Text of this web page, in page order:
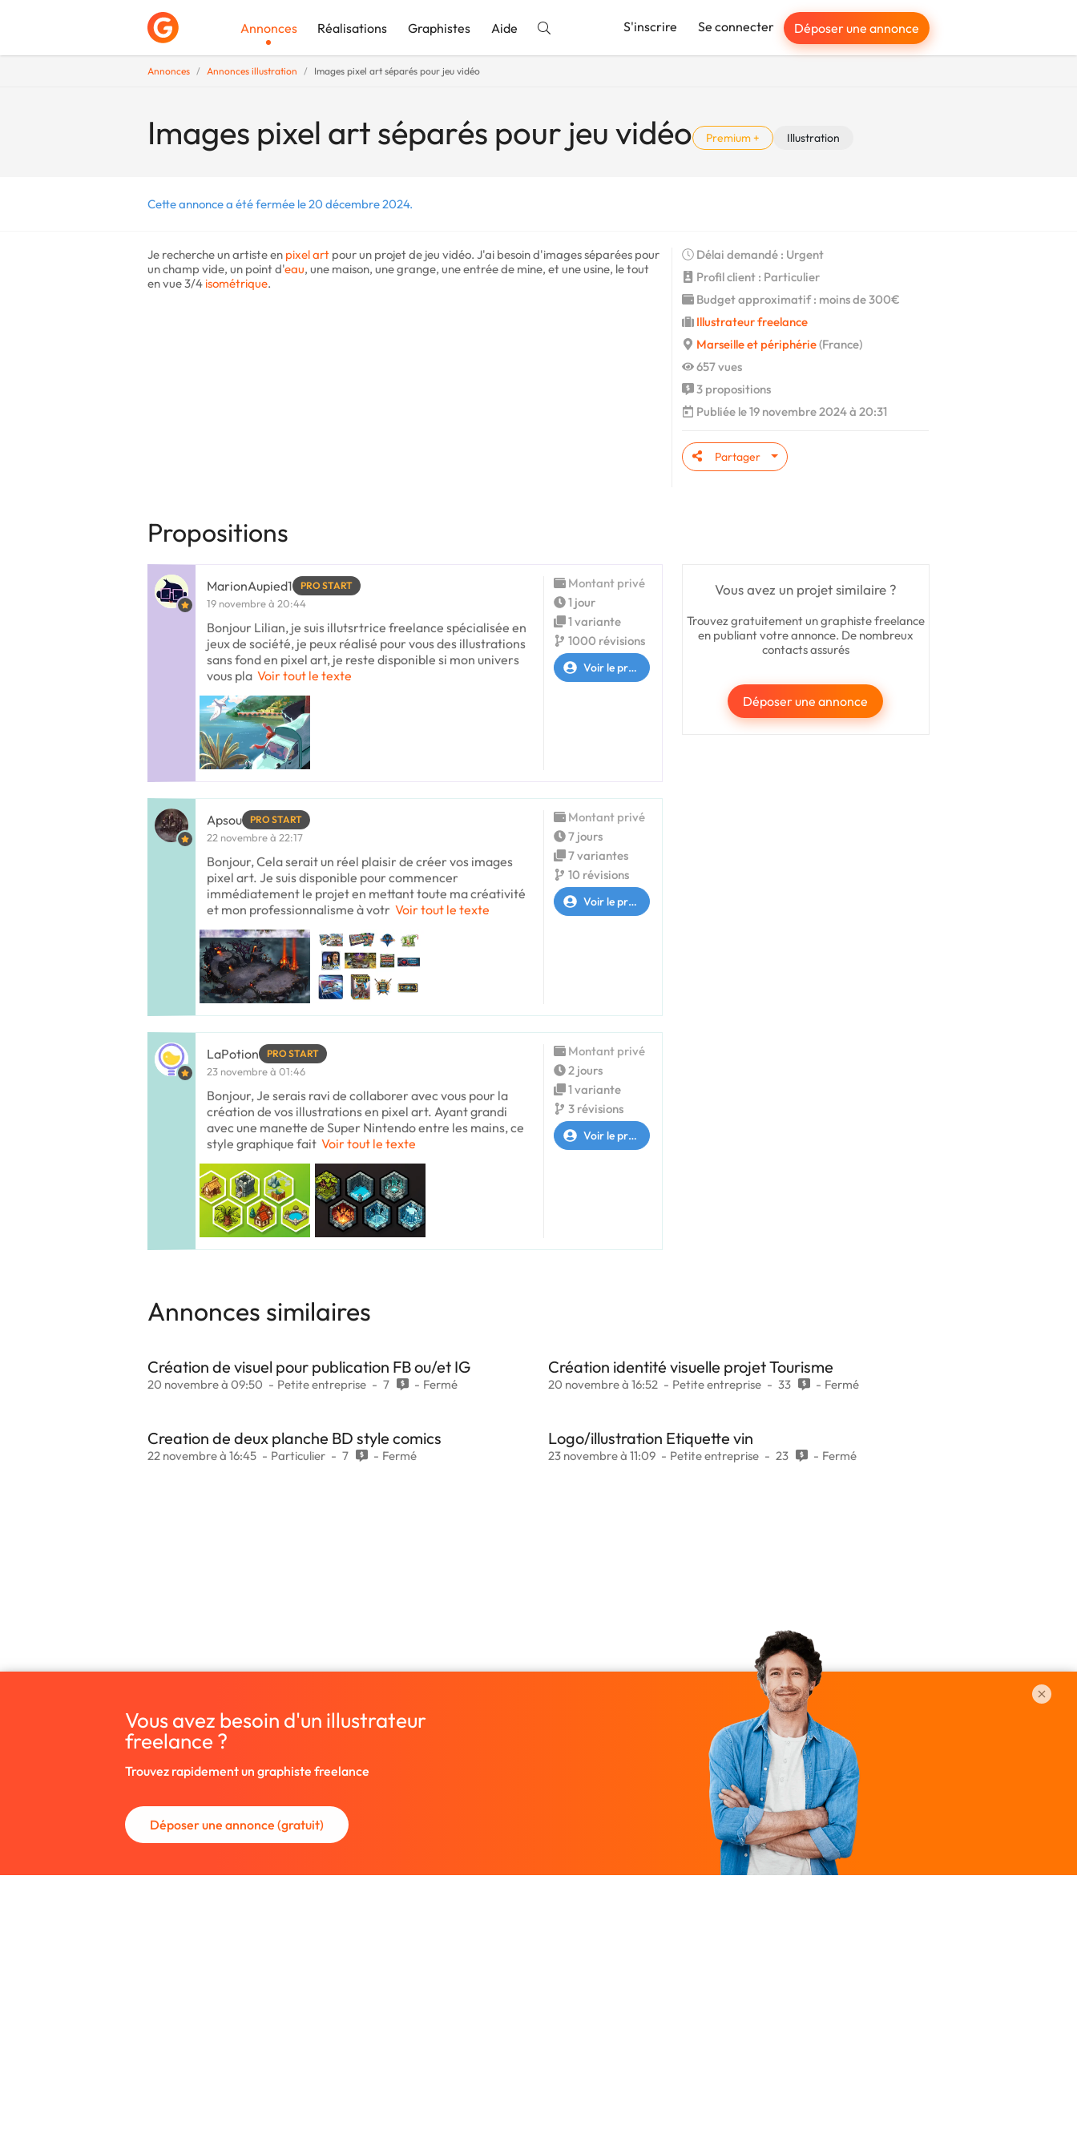
Annonces Réalisations Graphistes Aide S'inscrire Se connecter Déposer une annonce
Annonces Annonces illustration Images pixel art séparés pour jeu vidéo
Images pixel art séparés pour jeu vidéo Premium + Illustration
Cette annonce a été fermée le 20 décembre 2024.
Je recherche un artiste en pixel art pour un projet de jeu vidéo. J'ai besoin d'images séparées pour
un champ vide, un point d'eau, une maison, une grange, une entrée de mine, et une usine, le tout
en vue 3/4 isométrique.
Délai demandé : Urgent
Profil client : Particulier
Budget approximatif : moins de 300€
Illustrateur freelance
Marseille et périphérie(France)
657 vues
3 propositions
Publiée le 19 novembre 2024 à 20:31
Partager
Propositions
Vous avez un projet similaire ?
Trouvez gratuitement un graphiste freelance
en publiant votre annonce. De nombreux
contacts assurés
Déposer une annonce
MarionAupied1 PRO START
19 novembre à 20:44
Bonjour Lilian, je suis illutsrtrice freelance spécialisée en
jeux de société, je peux réalisé pour vous des illustrations
sans fond en pixel art, je reste disponible si mon univers
vous pla Voir tout le texte
Montant privé
1 jour
1 variante
1000 révisions
Voir le profil
Apsou PRO START
22 novembre à 22:17
Bonjour, Cela serait un réel plaisir de créer vos images
pixel art. Je suis disponible pour commencer
immédiatement le projet en mettant toute ma créativité
et mon professionnalisme à votr Voir tout le texte
Montant privé
7 jours
7 variantes
10 révisions
Voir le profil
LaPotion PRO START
23 novembre à 01:46
Bonjour, Je serais ravi de collaborer avec vous pour la
création de vos illustrations en pixel art. Ayant grandi
avec une manette de Super Nintendo entre les mains, ce
style graphique fait Voir tout le texte
Montant privé
2 jours
1 variante
3 révisions
Voir le profil
Annonces similaires
Création de visuel pour publication FB ou/et IG
20 novembre à 09:50 Petite entreprise 7 Fermé
Création identité visuelle projet Tourisme
20 novembre à 16:52 Petite entreprise 33 Fermé
Creation de deux planche BD style comics
22 novembre à 16:45 Particulier 7 Fermé
Logo/illustration Etiquette vin
23 novembre à 11:09 Petite entreprise 23 Fermé
Vous avez besoin d'un illustrateur
freelance ?
Trouvez rapidement un graphiste freelance
Déposer une annonce (gratuit)